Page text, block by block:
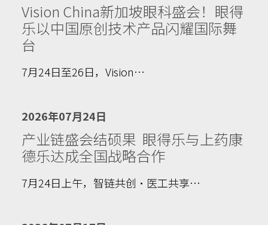
Vision China新加坡眼科盛会！眼得
乐以中国原创技术产品闪耀国际舞
台
7月24日至26日，Vision…
2026年07月24日
产业链盛会结硕果 眼得乐与上药康
德乐达成全国战略合作
7月24日上午，智链共创·医工共享…